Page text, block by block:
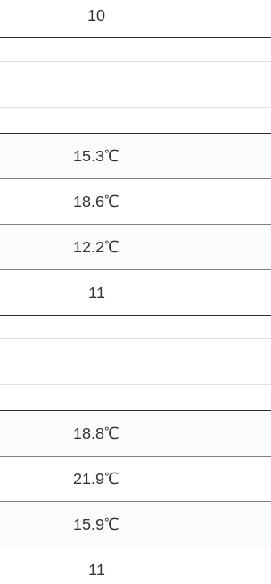
10
15.3℃
18.6℃
12.2℃
11
18.8℃
21.9℃
15.9℃
11